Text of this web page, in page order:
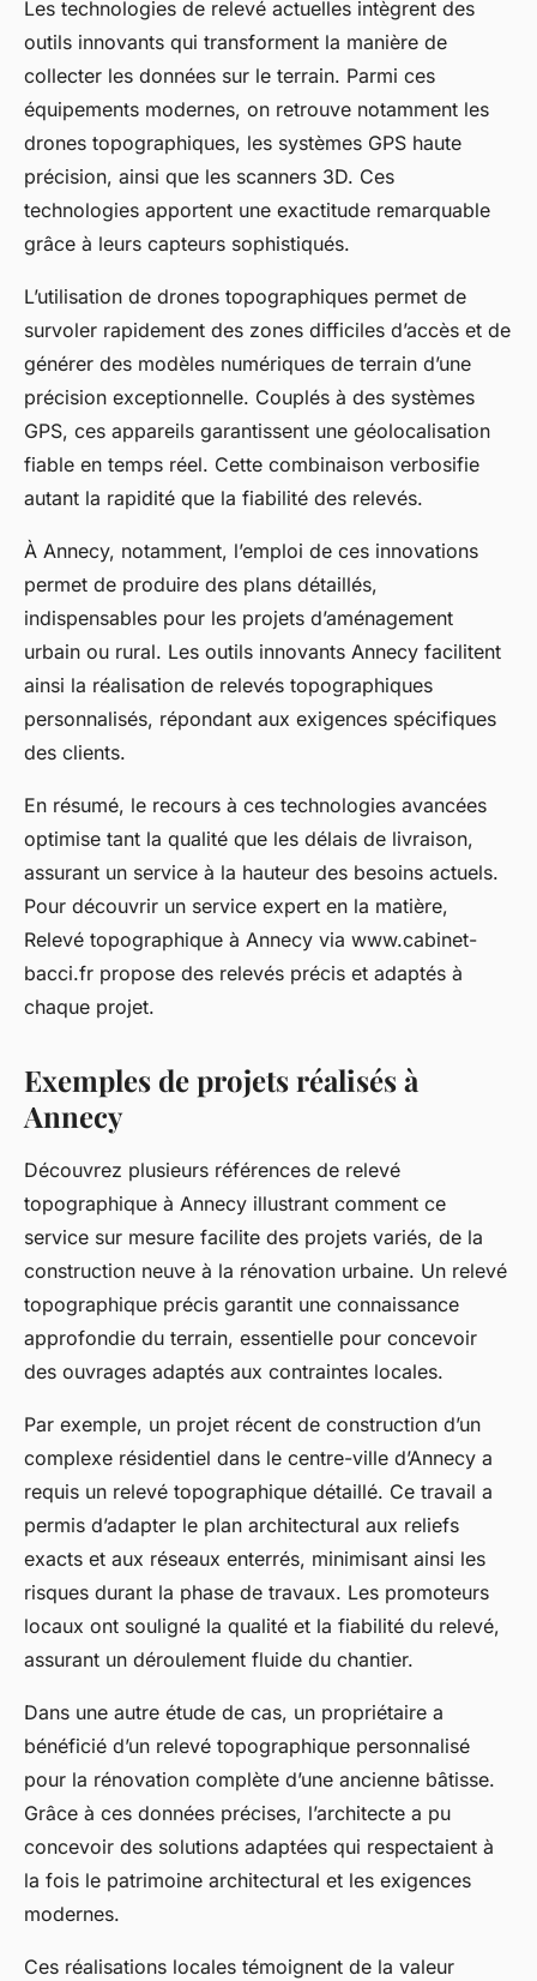
Les technologies de relevé actuelles intègrent des
outils innovants qui transforment la manière de
collecter les données sur le terrain. Parmi ces
équipements modernes, on retrouve notamment les
drones topographiques, les systèmes GPS haute
précision, ainsi que les scanners 3D. Ces
technologies apportent une exactitude remarquable
grâce à leurs capteurs sophistiqués.
L’utilisation de drones topographiques permet de
survoler rapidement des zones difficiles d’accès et de
générer des modèles numériques de terrain d’une
précision exceptionnelle. Couplés à des systèmes
GPS, ces appareils garantissent une géolocalisation
fiable en temps réel. Cette combinaison verbosifie
autant la rapidité que la fiabilité des relevés.
À Annecy, notamment, l’emploi de ces innovations
permet de produire des plans détaillés,
indispensables pour les projets d’aménagement
urbain ou rural. Les outils innovants Annecy facilitent
ainsi la réalisation de relevés topographiques
personnalisés, répondant aux exigences spécifiques
des clients.
En résumé, le recours à ces technologies avancées
optimise tant la qualité que les délais de livraison,
assurant un service à la hauteur des besoins actuels.
Pour découvrir un service expert en la matière,
Relevé topographique à Annecy via www.cabinet-
bacci.fr propose des relevés précis et adaptés à
chaque projet.
Exemples de projets réalisés à
Annecy
Découvrez plusieurs références de relevé
topographique à Annecy illustrant comment ce
service sur mesure facilite des projets variés, de la
construction neuve à la rénovation urbaine. Un relevé
topographique précis garantit une connaissance
approfondie du terrain, essentielle pour concevoir
des ouvrages adaptés aux contraintes locales.
Par exemple, un projet récent de construction d’un
complexe résidentiel dans le centre-ville d’Annecy a
requis un relevé topographique détaillé. Ce travail a
permis d’adapter le plan architectural aux reliefs
exacts et aux réseaux enterrés, minimisant ainsi les
risques durant la phase de travaux. Les promoteurs
locaux ont souligné la qualité et la fiabilité du relevé,
assurant un déroulement fluide du chantier.
Dans une autre étude de cas, un propriétaire a
bénéficié d’un relevé topographique personnalisé
pour la rénovation complète d’une ancienne bâtisse.
Grâce à ces données précises, l’architecte a pu
concevoir des solutions adaptées qui respectaient à
la fois le patrimoine architectural et les exigences
modernes.
Ces réalisations locales témoignent de la valeur